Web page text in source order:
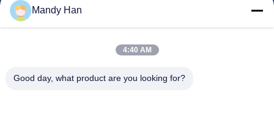
घर
उत्पादों
हमारे बारे में
Mandy Han
4:40 AM
Good day, what product are you looking for?